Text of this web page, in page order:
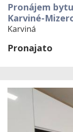
Pronájem
Karviné-
Karviná
Pronajato